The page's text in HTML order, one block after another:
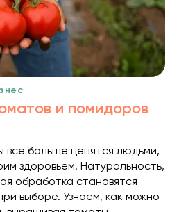
и помидоров
больше ценятся людьми,
здоровьем. Натуральность,
обработка становятся
выборе. Узнаем, как можно